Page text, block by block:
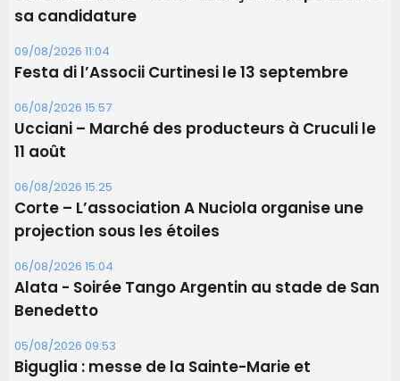
06/08/2026 15:25
Corte – L’association A Nuciola organise une
projection sous les étoiles
06/08/2026 15:04
Alata - Soirée Tango Argentin au stade de San
Benedetto
05/08/2026 09:53
Biguglia : messe de la Sainte-Marie et
procession le 14 août
Les plus lus
Éclipse du 12 août : Où s'installer en Corse pour
profiter pleinement du spectacle ?